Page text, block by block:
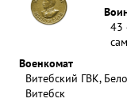
43
Военкомат
Витебский ГВК,
Витебск